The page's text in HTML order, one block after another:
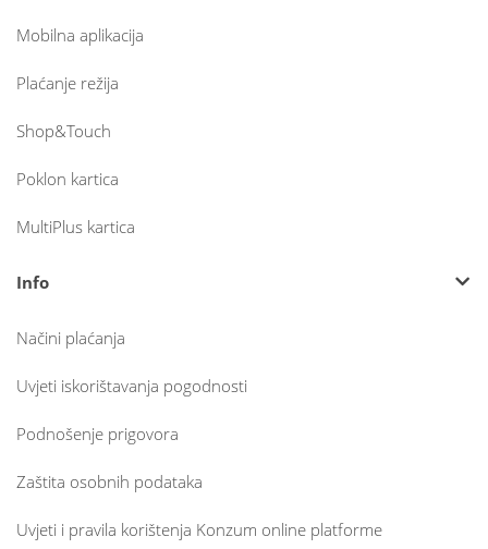
Mobilna aplikacija
Plaćanje režija
Shop&Touch
Poklon kartica
MultiPlus kartica
Info
Načini plaćanja
Uvjeti iskorištavanja pogodnosti
Podnošenje prigovora
Zaštita osobnih podataka
Uvjeti i pravila korištenja Konzum online platforme